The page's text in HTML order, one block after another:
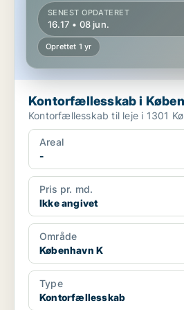
SENEST OPDATERET
16.17 • 08 jun.
Oprettet 1 yr
Kontorfællesskab i
Kontorfællesskab til leje i 1301
Areal
-
Pris pr. md.
Ikke angivet
Område
København K
Type
Kontorfællesskab